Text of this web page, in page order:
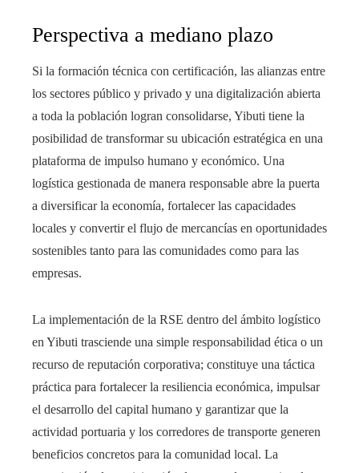
Perspectiva a mediano plazo
Si la formación técnica con certificación, las alianzas entre
los sectores público y privado y una digitalización abierta
a toda la población logran consolidarse, Yibuti tiene la
posibilidad de transformar su ubicación estratégica en una
plataforma de impulso humano y económico. Una
logística gestionada de manera responsable abre la puerta
a diversificar la economía, fortalecer las capacidades
locales y convertir el flujo de mercancías en oportunidades
sostenibles tanto para las comunidades como para las
empresas.
La implementación de la RSE dentro del ámbito logístico
en Yibuti trasciende una simple responsabilidad ética o un
recurso de reputación corporativa; constituye una táctica
práctica para fortalecer la resiliencia económica, impulsar
el desarrollo del capital humano y garantizar que la
actividad portuaria y los corredores de transporte generen
beneficios concretos para la comunidad local. La